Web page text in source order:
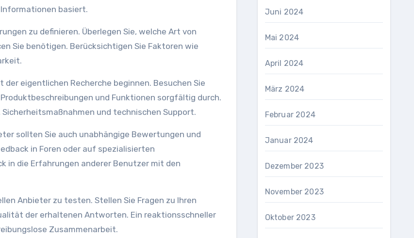
basiert.
zu definieren. Überlegen Sie, welche Art von
Sie benötigen. Berücksichtigen Sie Faktoren wie
eigentlichen Recherche beginnen. Besuchen Sie
und Funktionen sorgfältig durch.
und technischen Support.
sollten Sie auch unabhängige Bewertungen und
in Foren oder auf spezialisierten
in die Erfahrungen anderer Benutzer mit den
Anbieter zu testen. Stellen Sie Fragen zu Ihren
der erhaltenen Antworten. Ein reaktionsschneller
Zusammenarbeit.
Juni 2024
Mai 2024
April 2024
März 2024
Februar 2024
Januar 2024
Dezember 2023
November 2023
Oktober 2023